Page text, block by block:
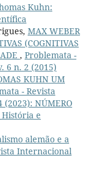
Kuhn:
MAX WEBER
(COGNITIVAS
, Problemata -
6 n. 2 (2015)
KUHN UM
- Revista
NÚMERO
História e
alemão e a
Internacional